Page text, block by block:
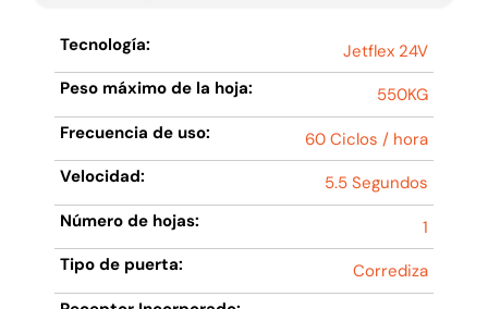
Tecnología:
Jetflex 24V
Peso máximo de la hoja:
550KG
Frecuencia de uso:
60 Ciclos / hora
Velocidad:
5.5 Segundos
Número de hojas:
1
Tipo de puerta:
Corrediza